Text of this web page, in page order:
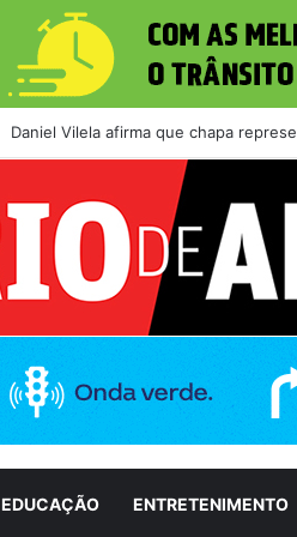
Daniel Vilela afirma que chapa
EDUCAÇÃO ENTRETENIMENTO